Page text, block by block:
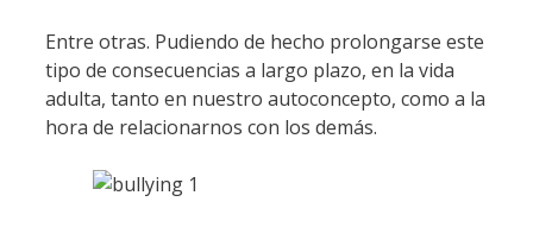
Entre otras. Pudiendo de hecho prolongarse este
tipo de consecuencias a largo plazo, en la vida
adulta, tanto en nuestro autoconcepto, como a la
hora de relacionarnos con los demás.